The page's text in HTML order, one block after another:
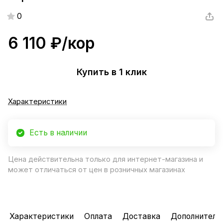
0
6 110 ₽/кор
Купить в 1 клик
Характеристики
Есть в наличии
Цена действительна только для интернет-магазина и
может отличаться от цен в розничных магазинах
Характеристики Оплата Доставка